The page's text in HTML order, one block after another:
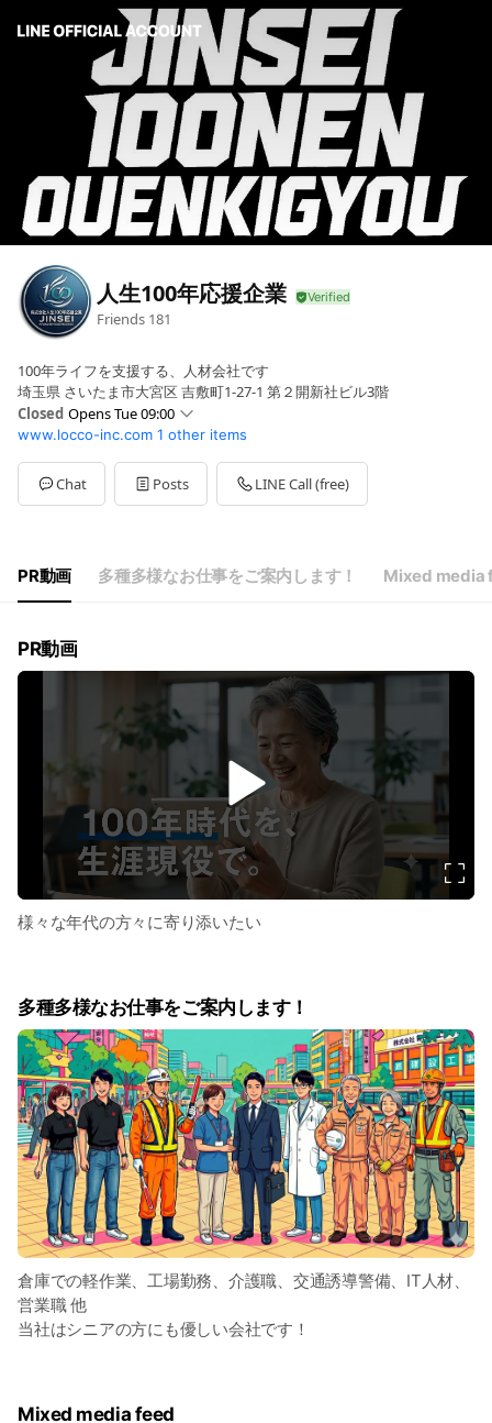
人生100年応援企業
Friends 181
100年ライフを支援する、人材会社です
埼玉県 さいたま市大宮区 吉敷町1-27-1 第２開新社ビル3階
Closed Opens Tue 09:00
Sun09:00 - 18:00
Mon09:00 - 18:00
Tue09:00 - 18:00
Wed09:00 - 18:00
09:00 - 18:00
www.locco-inc.com 1 other items
Chat Posts LINE Call (free)
PR動画 多種多様なお仕事をご案内します！ Mixed media
PR動画
i
d
e
o
様々な年代の方々に寄り添いたい
多種多様なお仕事をご案内します！
倉庫での軽作業、工場勤務、介護職、交通誘導警備、IT人材、
営業職 他
当社はシニアの方にも優しい会社です！
Mixed media feed